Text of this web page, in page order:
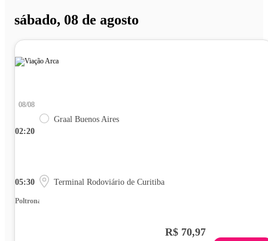
sábado, 08 de agosto
02:20
08/08
Graal Buenos Aires
05:30 Terminal Rodoviário de Curitiba
Poltrona
R$ 70,97